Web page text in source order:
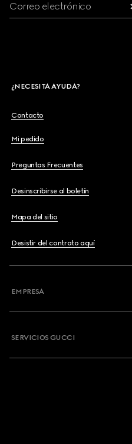
Correo electrónico
¿NECESITA AYUDA?
Contacto
Mi pedido
Preguntas Frecuentes
Desinscribirse al boletín
Mapa del sitio
Desistir del contrato aquí
EMPRESA
SERVICIOS GUCCI